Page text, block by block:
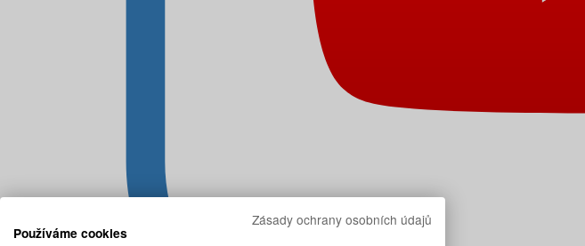
Zásady ochrany osobních údajů
Používáme cookies